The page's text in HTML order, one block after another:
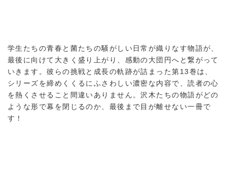
学生たちの青春と菌たちの騒がしい日常が織りなす物語が、
最後に向けて大きく盛り上がり、感動の大団円へと繋がって
いきます。彼らの挑戦と成長の軌跡が詰まった第13巻は、
シリーズを締めくくるにふさわしい濃密な内容で、読者の心
を熱くさせること間違いありません。沢木たちの物語がどの
ような形で幕を閉じるのか、最後まで目が離せない一冊で
す！